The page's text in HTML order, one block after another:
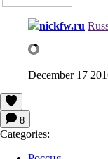
nickfw.ru
December 17
8
Categories: